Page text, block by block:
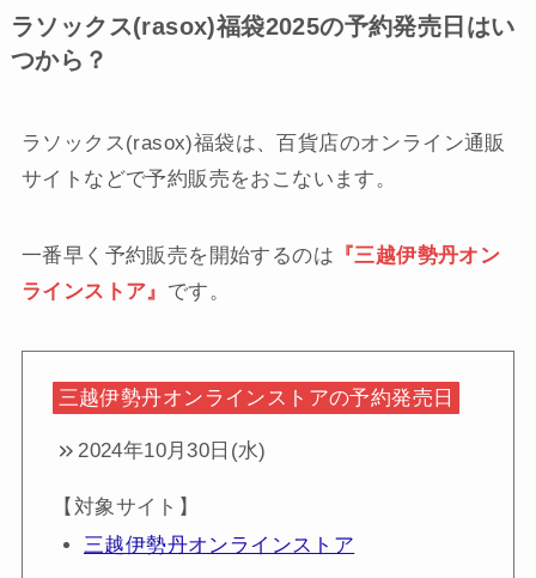
ラソックス(rasox)福袋2025の予約発売日はい
つから？
ラソックス(rasox)福袋は、百貨店のオンライン通販
サイトなどで予約販売をおこないます。
一番早く予約販売を開始するのは 『三越伊勢丹オン
ラインストア』 です。
三越伊勢丹オンラインストアの予約発売日
2024年10月30日(水)
【対象サイト】
三越伊勢丹オンラインストア